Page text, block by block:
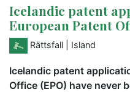
Icelandic patent
European Patent
Rättsfall | Island
Icelandic patent
Office (EPO) have never